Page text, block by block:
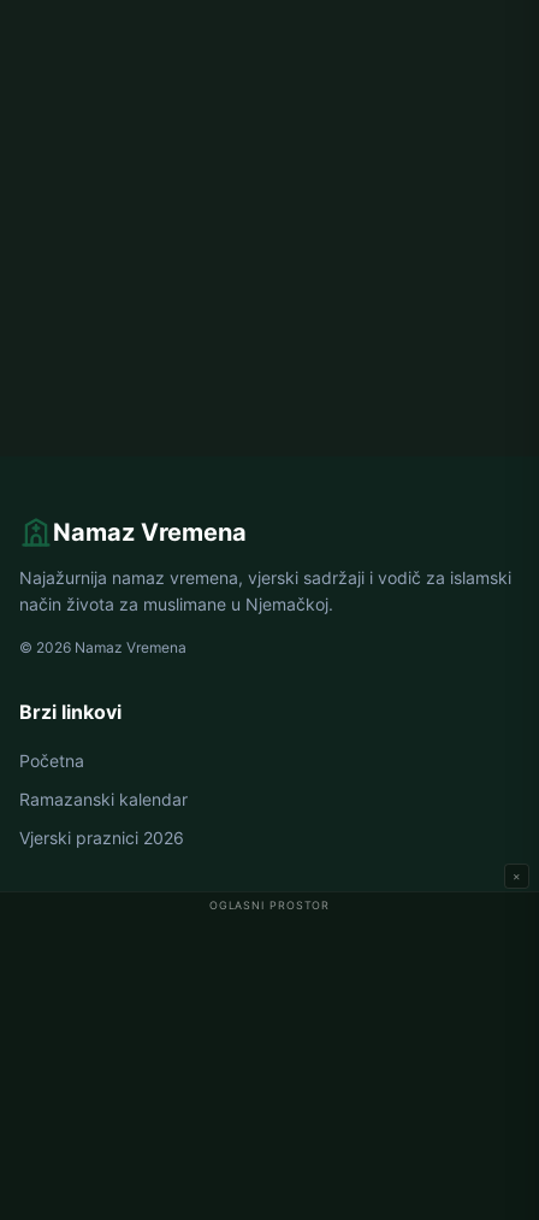
OGLASNI PROSTOR
×
Namaz Vremena
Najažurnija namaz vremena, vjerski sadržaji i vodič za islamski
način života za muslimane u Njemačkoj.
© 2026 Namaz Vremena
Brzi linkovi
Početna
Ramazanski kalendar
Vjerski praznici 2026
Namaz vremena u Njemačkoj